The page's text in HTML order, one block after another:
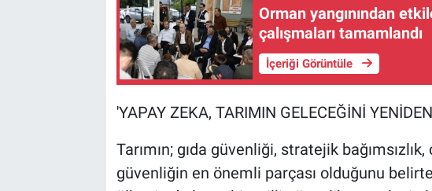
Orman yangınından
çalışmaları tamamlandı
İçeriği Görüntüle
'YAPAY ZEKA, TARIMIN GELECEĞİNİ
Tarımın; gıda güvenliği, stratejik
güvenliğin en önemli parçası olduğunu